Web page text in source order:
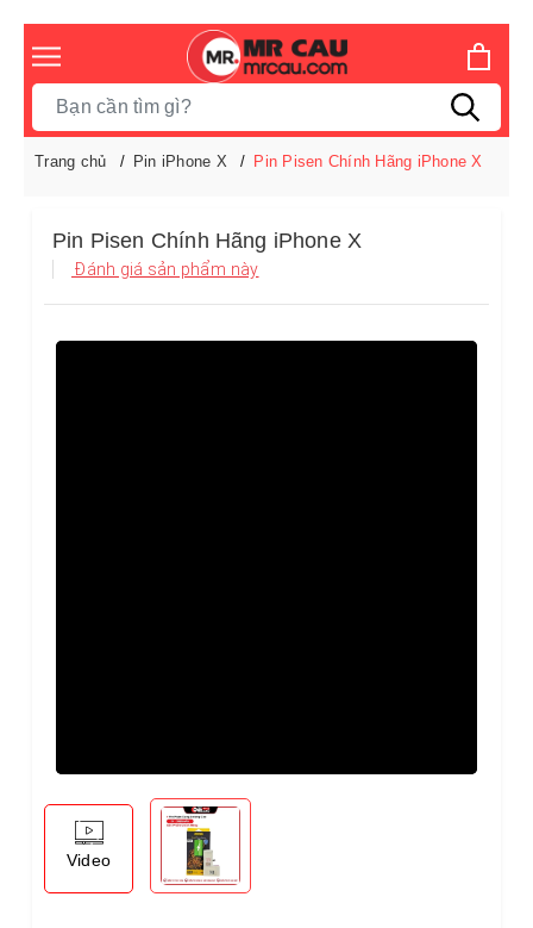
Trang chủ Pin iPhone X Pin Pisen Chính Hãng iPhone X
Pin Pisen Chính Hãng iPhone X
Đánh giá sản phẩm này
Video